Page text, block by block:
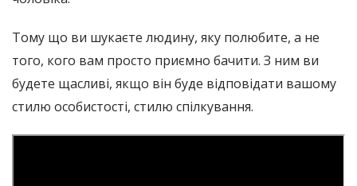
Тому що ви шукаєте людину, яку полюбите, а не
того, кого вам просто приємно бачити. З ним ви
будете щасливі, якщо він буде відповідати вашому
стилю особистості, стилю спілкування.